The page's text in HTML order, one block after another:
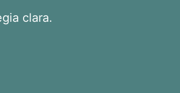
clara.